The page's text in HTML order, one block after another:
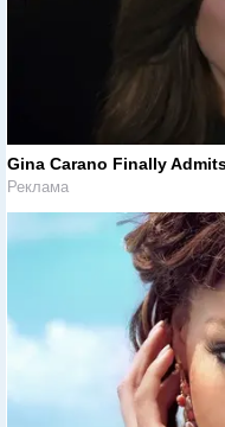
Gina Carano Finally
Реклама